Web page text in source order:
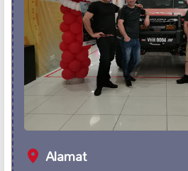
Alamat